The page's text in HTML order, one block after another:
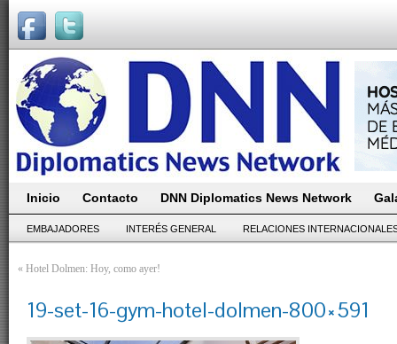
Inicio Contacto DNN Diplomatics News Network
EMBAJADORES INTERÉS GENERAL RELACIONES
« Hotel Dolmen: Hoy, como ayer!
19-set-16-gym-hotel-dolmen-800×591